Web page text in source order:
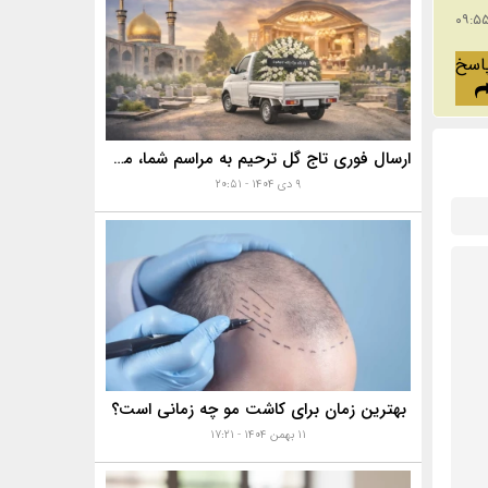
ارسال فوری تاج گل ترحیم به مراسم شما، مساجد، تالارها و بهشت زهرا با خدمات ویژه
۹ دی ۱۴۰۴ - ۲۰:۵۱
بهترین زمان برای کاشت مو چه زمانی است؟
۱۱ بهمن ۱۴۰۴ - ۱۷:۲۱